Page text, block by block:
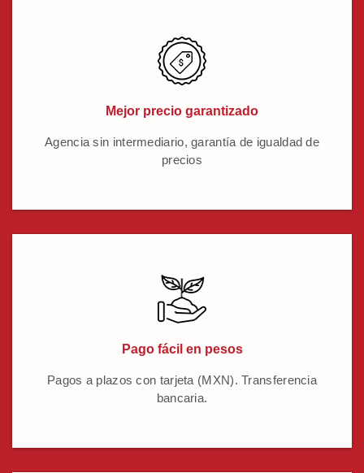
Mejor precio garantizado
Agencia sin intermediario, garantía de igualdad de
precios
Pago fácil en pesos
Pagos a plazos con tarjeta (MXN). Transferencia
bancaria.